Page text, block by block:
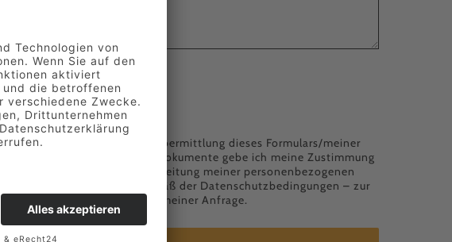
Lebenslauf
Mit der Übermittlung dieses Formulars/meiner
Bewerbungsdokumente gebe ich meine Zustimmung
für die Verarbeitung meiner personenbezogenen
Daten – gemäß der Datenschutzbedingungen – zur
Bearbeitung meiner Anfrage.